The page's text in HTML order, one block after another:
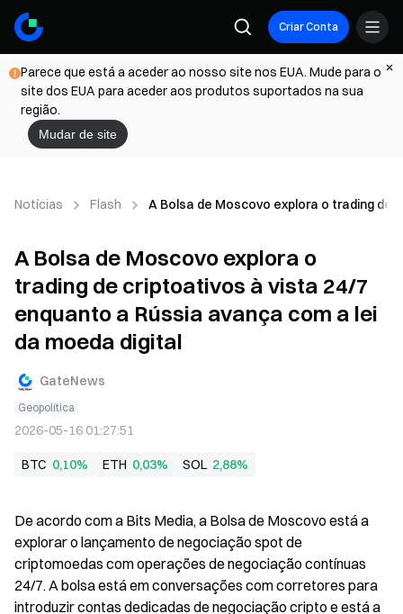
Criar Conta
Parece que está a aceder ao nosso site nos EUA. Mude para o
site dos EUA para aceder aos produtos suportados na sua
região.
Mudar de site
Notícias Flash A Bolsa de Moscovo explora o trading de
A Bolsa de Moscovo explora o
trading de criptoativos à vista 24/7
enquanto a Rússia avança com a lei
da moeda digital
GateNews
Geopolítica
2026-05-16 01:27:51
BTC 0,10% ETH 0,03% SOL 2,88%
De acordo com a Bits Media, a Bolsa de Moscovo está a
explorar o lançamento de negociação spot de
criptomoedas com operações de negociação contínuas
24/7. A bolsa está em conversações com corretores para
introduzir contas dedicadas de negociação cripto e está a